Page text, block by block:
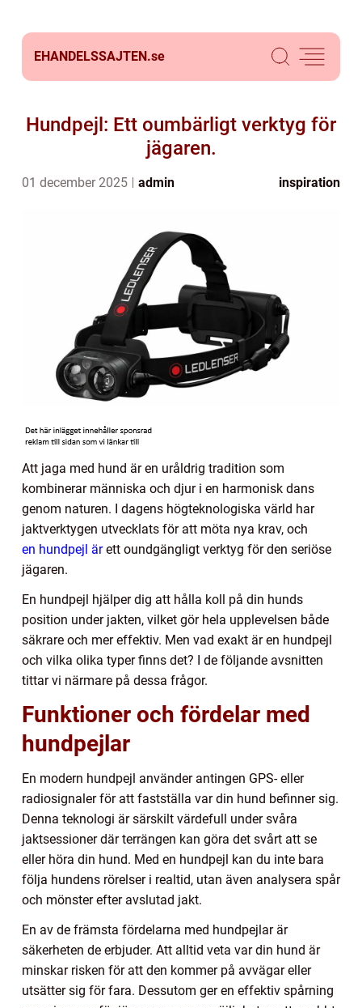
EHANDELSSAJTEN.se
Hundpejl: Ett oumbärligt verktyg för
jägaren.
01 december 2025 admin inspiration
Att jaga med hund är en uråldrig tradition som
kombinerar människa och djur i en harmonisk dans
genom naturen. I dagens högteknologiska värld har
jaktverktygen utvecklats för att möta nya krav, och
en hundpejl ärett oundgängligt verktyg för den seriöse
jägaren.
En hundpejl hjälper dig att hålla koll på din hunds
position under jakten, vilket gör hela upplevelsen både
säkrare och mer effektiv. Men vad exakt är en hundpejl
och vilka olika typer finns det? I de följande avsnitten
tittar vi närmare på dessa frågor.
Funktioner och fördelar med
hundpejlar
En modern hundpejl använder antingen GPS- eller
radiosignaler för att fastställa var din hund befinner sig.
Denna teknologi är särskilt värdefull under svåra
jaktsessioner där terrängen kan göra det svårt att se
eller höra din hund. Med en hundpejl kan du inte bara
följa hundens rörelser i realtid, utan även analysera spår
och mönster efter avslutad jakt.
En av de främsta fördelarna med hundpejlar är
säkerheten de erbjuder. Att alltid veta var din hund är
minskar risken för att den kommer på avvägar eller
utsätter sig för fara. Dessutom ger en effektiv spårning